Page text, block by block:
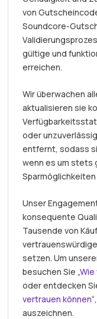
von
Soundcore-
gültige und
erreichen.
Wir überwachen
aktualisieren sie
oder
entfernt, sodass
wenn es um stets
Unser
konsequente
Tausende von
setzen. Um
besuchen Sie „
oder entdecken
vertrauen können
auszeichnen.